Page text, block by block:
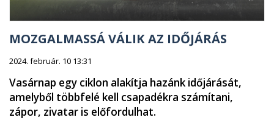
MOZGALMASSÁ VÁLIK AZ IDŐJÁRÁS
2024. február. 10 13:31
Vasárnap egy ciklon alakítja hazánk időjárását,
amelyből többfelé kell csapadékra számítani,
zápor, zivatar is előfordulhat.